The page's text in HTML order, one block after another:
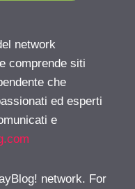
network
comprende siti
che
ed esperti
e
network. For